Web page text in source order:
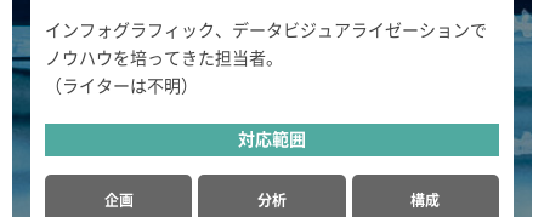
インフォグラフィック、データビジュアライゼーションで
ノウハウを培ってきた担当者。
（ライターは不明）
対応範囲
企画 分析 構成